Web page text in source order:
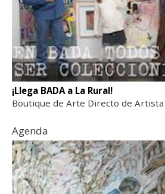
¡Llega BADA a La Rural!
Boutique de Arte Directo de Artista
Agenda